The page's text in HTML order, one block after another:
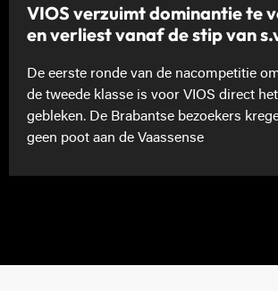
VIOS verzuimt dominantie te
en verliest vanaf de stip van
De eerste ronde van de nacompetitie
de tweede klasse is voor VIOS direct
gebleken. De Brabantse bezoekers
geen poot aan de Vaassense